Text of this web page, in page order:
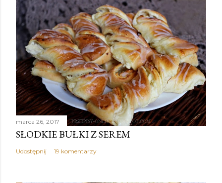
marca 26, 2017
SŁODKIE BUŁKI Z SEREM
Udostępnij 19 komentarzy